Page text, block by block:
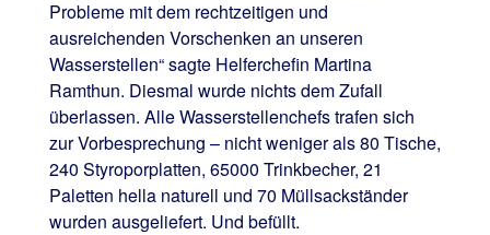
Probleme mit dem rechtzeitigen und
ausreichenden Vorschenken an unseren
Wasserstellen“ sagte Helferchefin Martina
Ramthun. Diesmal wurde nichts dem Zufall
überlassen. Alle Wasserstellenchefs trafen sich
zur Vorbesprechung – nicht weniger als 80 Tische,
240 Styroporplatten, 65000 Trinkbecher, 21
Paletten hella naturell und 70 Müllsackständer
wurden ausgeliefert. Und befüllt.